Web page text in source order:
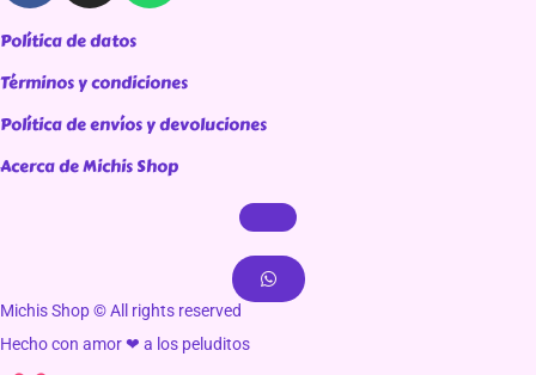
Política de datos
Términos y condiciones
Política de envíos y devoluciones
Acerca de Michis Shop
Michis Shop © All rights reserved
Hecho con amor ❤ a los peluditos